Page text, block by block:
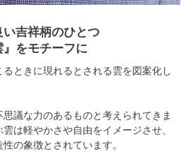
い吉祥柄のひとつ
』をモチーフに
るときに現れるとされる雲を図案化し
議な力のあるものと考えられてきま
は軽やかさや自由をイメージさせ、
の象徴とされています。